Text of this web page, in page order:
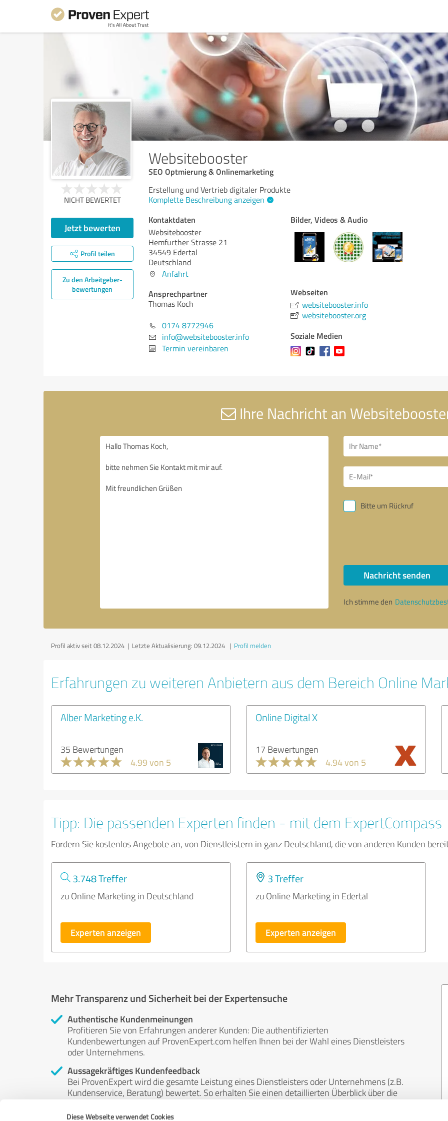
Diese Webseite verwendet Cookies
Websitebooster
SEO Optmierung & Onlinemarketing
NICHT BEWERTET
Jetzt bewerten
Profil teilen
Zu den Arbeitgeber­
bewertungen
Erstellung und Vertrieb digitaler Produkte
Komplette Beschreibung anzeigen
Kontaktdaten
Websitebooster
Hemfurther Strasse 21
34549 Edertal
Deutschland
Anfahrt
Ansprechpartner
Thomas Koch
0174 8772946
info@websitebooster.info
Termin vereinbaren
Bilder, Videos & Audio
Webseiten
websitebooster.info
websitebooster.org
Soziale Medien
Ihre Nachricht an
Bitte um Rückruf
Nachricht senden
Ich stimme den
Profil aktiv seit 08.12.2024 | Letzte Aktualisierung: 09.12.2024 | Profil melden
Erfahrungen zu weiteren Anbietern aus dem Bereich Online
Alber Marketing e.K.
35 Bewertungen
4.99 von 5
Online Digital X
17 Bewertungen
4.94 von 5
Tipp: Die passenden Experten finden - mit dem ExpertCompass
Fordern Sie kostenlos Angebote an, von Dienstleistern in ganz Deutschland, die von anderen Kunden
3.748 Treffer
zu Online Marketing in Deutschland
Experten anzeigen
3 Treffer
zu Online Marketing in Edertal
Experten anzeigen
Mehr Transparenz und Sicherheit bei der Expertensuche
Authentische Kundenmeinungen
Profitieren Sie von Erfahrungen anderer Kunden: Die authentifizierten
Kundenbewertungen auf ProvenExpert.com helfen Ihnen bei der Wahl eines Dienstleisters
oder Unternehmens.
Aussagekräftiges Kundenfeedback
Bei ProvenExpert wird die gesamte Leistung eines Dienstleisters oder Unternehmens (z.B.
Kundenservice, Beratung) bewertet. So erhalten Sie einen detaillierten Überblick über die